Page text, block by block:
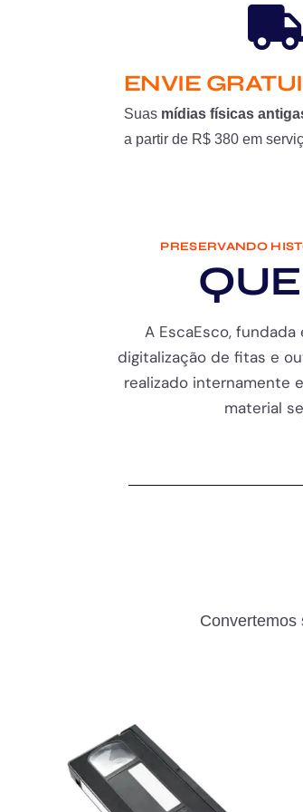
ENVIE
Suas mídias físicas
a partir de R$ 380 em
PRESERVANDO
A EscaEsco,
digitalização de fitas e
realizado internamente
material
Convertemos